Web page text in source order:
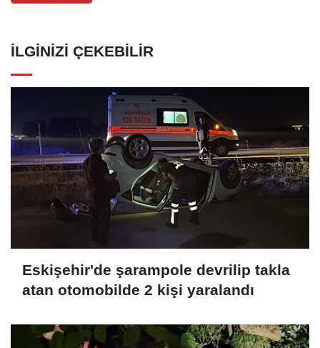
İLGINIZI ÇEKEBILIR
Eskişehir'de şarampole devrilip takla
atan otomobilde 2 kişi yaralandı